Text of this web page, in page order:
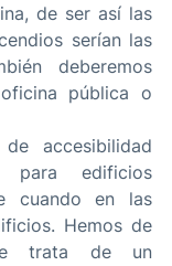
de ser así las
serían las
deberemos
pública o
accesibilidad
edificios
cuando en las
Hemos de
trata de un